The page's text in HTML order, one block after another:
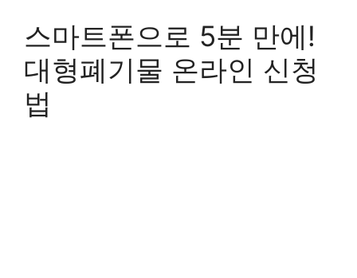
스마트폰으로 5분 만에!
대형폐기물 온라인 신청
법